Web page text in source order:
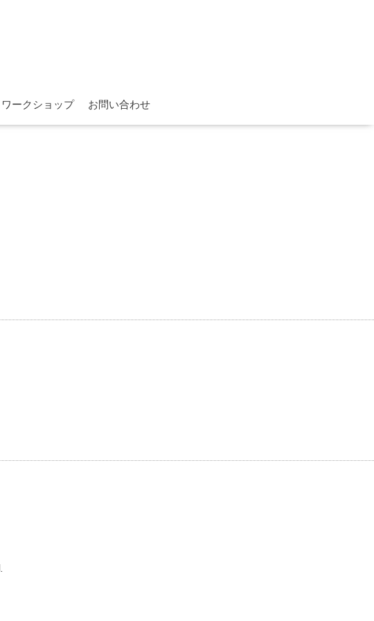
ワークショップ お問い合わせ